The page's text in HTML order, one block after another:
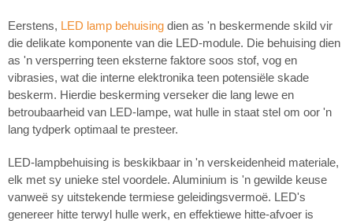
Eerstens, LED lamp behuising dien as 'n beskermende skild vir
die delikate komponente van die LED-module. Die behuising dien
as 'n versperring teen eksterne faktore soos stof, vog en
vibrasies, wat die interne elektronika teen potensiële skade
beskerm. Hierdie beskerming verseker die lang lewe en
betroubaarheid van LED-lampe, wat hulle in staat stel om oor 'n
lang tydperk optimaal te presteer.
LED-lampbehuising is beskikbaar in 'n verskeidenheid materiale,
elk met sy unieke stel voordele. Aluminium is 'n gewilde keuse
vanweë sy uitstekende termiese geleidingsvermoë. LED's
genereer hitte terwyl hulle werk, en effektiewe hitte-afvoer is